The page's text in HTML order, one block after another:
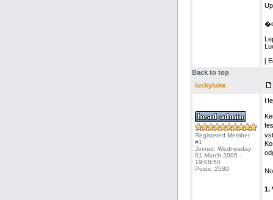
[
Back to top
luckyluke
Registered Member
#1
Joined: Wednesday
01 March 2006 -
19:08:50
Posts: 2580
1.